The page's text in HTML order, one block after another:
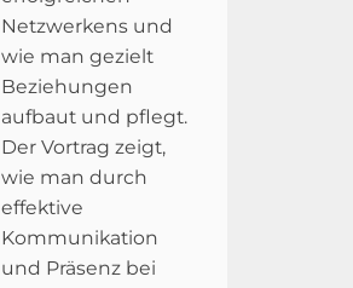
Netzwerkens und
wie man gezielt
Beziehungen
aufbaut und pflegt.
Der Vortrag zeigt,
wie man durch
effektive
Kommunikation
und Präsenz bei